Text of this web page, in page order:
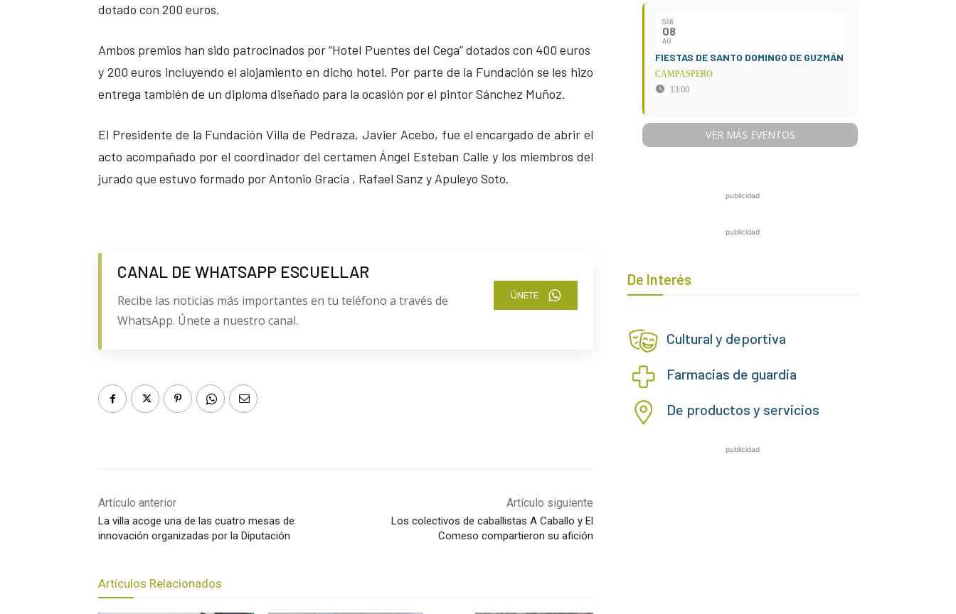
dotado con 200 euros.
Ambos premios han sido patrocinados por “Hotel Puentes del Cega” dotados con 400 euros
y 200 euros incluyendo el alojamiento en dicho hotel. Por parte de la Fundación se les hizo
entrega también de un diploma diseñado para la ocasión por el pintor Sánchez Muñoz.
El Presidente de la Fundación Villa de Pedraza, Javier Acebo, fue el encargado de abrir el
acto acompañado por el coordinador del certamen Ángel Esteban Calle y los miembros del
jurado que estuvo formado por Antonio Gracia , Rafael Sanz y Apuleyo Soto.
CANAL DE WHATSAPP ESCUELLAR
Recibe las noticias más importantes en tu teléfono a través de
WhatsApp. Únete a nuestro canal.
ÚNETE
Artículo anterior
La villa acoge una de las cuatro mesas de
innovación organizadas por la Diputación
Artículo siguiente
Los colectivos de caballistas A Caballo y El
Comeso compartieron su afición
Artículos Relacionados
SÁB
08
AG
FIESTAS DE SANTO DOMINGO DE GUZMÁN
CAMPASPERO
13:00
VER MÁS EVENTOS
publicidad
publicidad
De Interés
Cultural y deportiva
Farmacias de guardia
De productos y servicios
publicidad